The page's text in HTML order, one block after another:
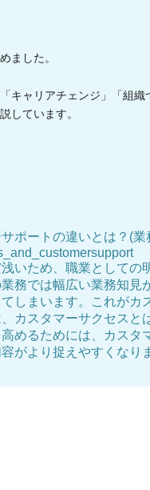
ました。
キャリアチェンジ」「組
しています。
ポートの違いとは？(
いため、職業としての
務では幅広い業務知見
しまいます。これがカ
カスタマーサクセスと
めるためには、カスタ
がより捉えやすくなり